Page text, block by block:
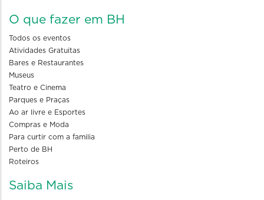
O que fazer em BH
Todos os eventos
Atividades Gratuitas
Bares e Restaurantes
Museus
Teatro e Cinema
Parques e Praças
Ao ar livre e Esportes
Compras e Moda
Para curtir com a familia
Perto de BH
Roteiros
Saiba Mais